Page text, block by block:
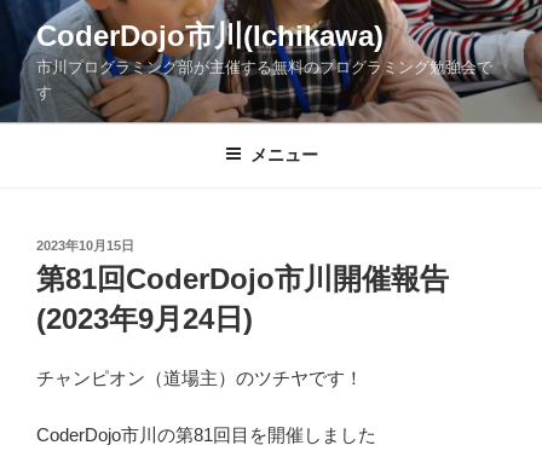
コ
ン
ツ
CoderDojo市川(Ichikawa)
市川プログラミング部が主催する無料のプログラミング勉強会で
す
メニュー
投
稿
日:
2023年10月15日
第81回CoderDojo市川開催報告
(2023年9月24日)
チャンピオン（道場主）のツチヤです！
CoderDojo市川の第81回目を開催しました